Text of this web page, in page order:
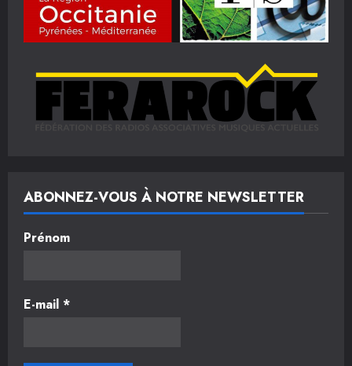
ABONNEZ-VOUS À NOTRE NEWSLETTER
Prénom
E-mail *